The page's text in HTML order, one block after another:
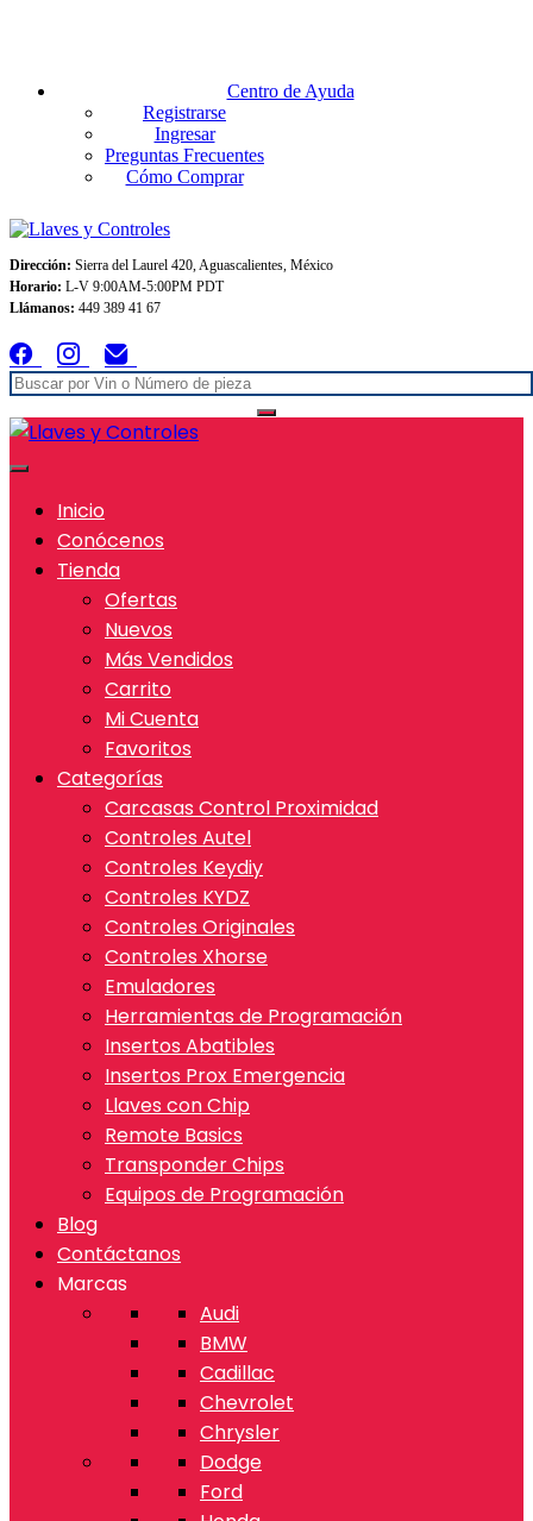
Centro de Ayuda
Registrarse
Ingresar
Preguntas Frecuentes
Cómo Comprar
Dirección: Sierra del Laurel 420, Aguascalientes, México
Horario: L-V 9:00AM-5:00PM PDT
Llámanos: 449 389 41 67
Inicio
Conócenos
Tienda
Ofertas
Nuevos
Más Vendidos
Carrito
Mi Cuenta
Favoritos
Categorías
Carcasas Control Proximidad
Controles Autel
Controles Keydiy
Controles KYDZ
Controles Originales
Controles Xhorse
Emuladores
Herramientas de Programación
Insertos Abatibles
Insertos Prox Emergencia
Llaves con Chip
Remote Basics
Transponder Chips
Equipos de Programación
Blog
Contáctanos
Marcas
Audi
BMW
Cadillac
Chevrolet
Chrysler
Dodge
Ford